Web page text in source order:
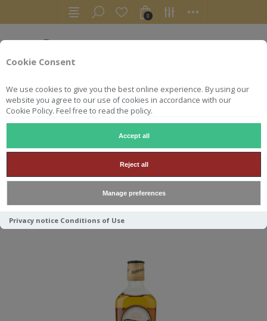
Cookie Consent
We use cookies to give you the best online experience. By using our
website you agree to our use of cookies in accordance with our
Cookie Policy. Feel free to read the policy.
Accept all
Reject all
Manage preferences
Privacy notice Conditions of Use
0
BUSHMILS